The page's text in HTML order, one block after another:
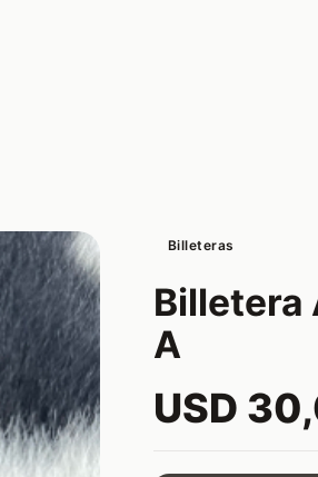
Billeteras
Billetera
A
USD